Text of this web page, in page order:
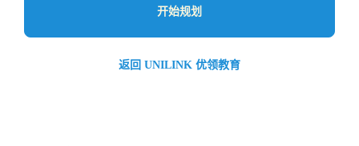
开始规划
返回 UNILINK 优领教育